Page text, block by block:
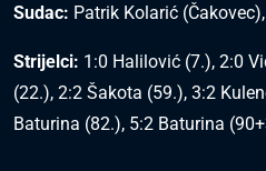
Sudac: Patrik Kolarić (Čakovec),
Strijelci: 1:0 Halilović (7.), 2:0
(22.), 2:2 Šakota (59.), 3:2
Baturina (82.), 5:2 Baturina